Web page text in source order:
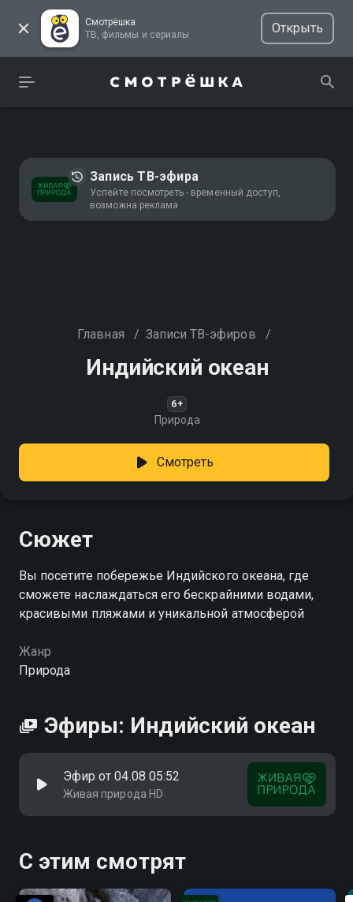
Смотрёшка
ТВ, фильмы и сериалы
Открыть
Запись ТВ-эфира
Успейте посмотреть - временный доступ,
возможна реклама
Главная / Записи ТВ-эфиров /
Индийский океан
6+
Природа
Смотреть
Сюжет
Вы посетите побережье Индийского океана, где
сможете наслаждаться его бескрайними водами,
красивыми пляжами и уникальной атмосферой
Жанр
Природа
Эфиры: Индийский океан
Эфир от 04.08 05:52
Живая природа HD
С этим смотрят